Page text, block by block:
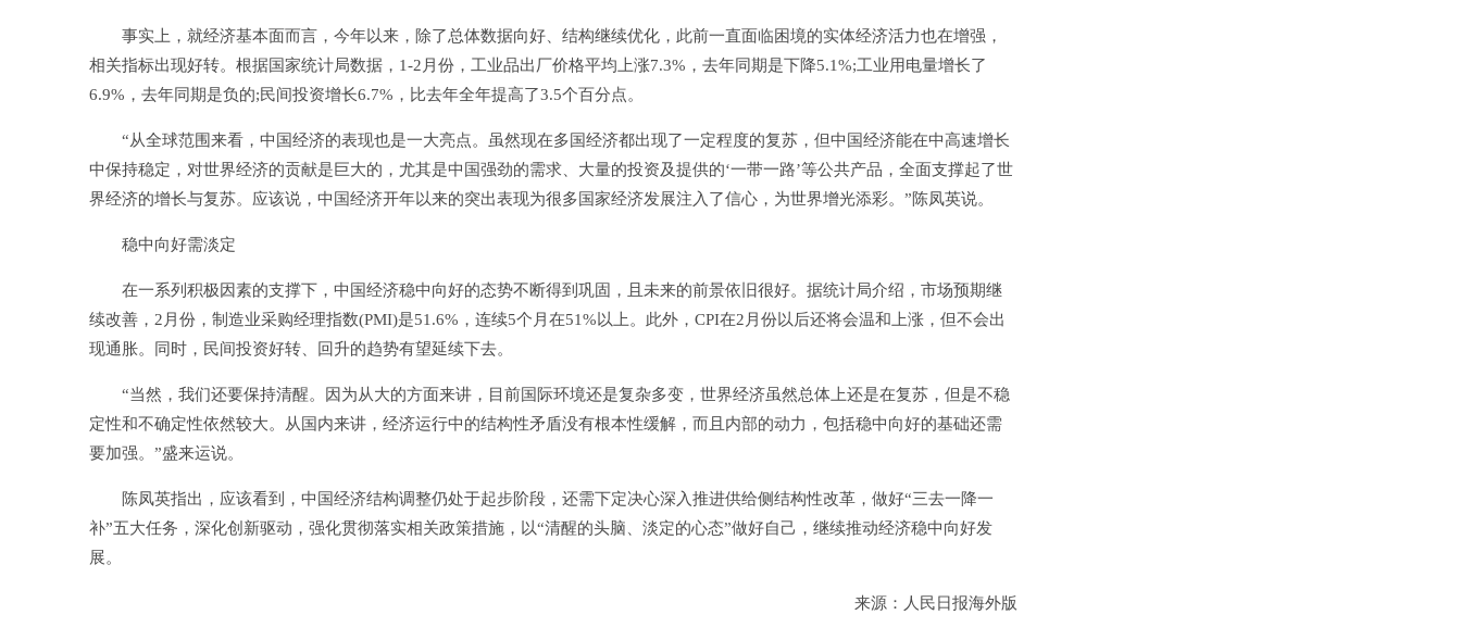
事实上，就经济基本面而言，今年以来，除了总体数据向好、结构继续优化，此前一直面临困境的实体经济活力也在增强，
相关指标出现好转。根据国家统计局数据，1-2月份，工业品出厂价格平均上涨7.3%，去年同期是下降5.1%;工业用电量增长了
6.9%，去年同期是负的;民间投资增长6.7%，比去年全年提高了3.5个百分点。
“从全球范围来看，中国经济的表现也是一大亮点。虽然现在多国经济都出现了一定程度的复苏，但中国经济能在中高速增长
中保持稳定，对世界经济的贡献是巨大的，尤其是中国强劲的需求、大量的投资及提供的‘一带一路’等公共产品，全面支撑起了世
界经济的增长与复苏。应该说，中国经济开年以来的突出表现为很多国家经济发展注入了信心，为世界增光添彩。”陈凤英说。
稳中向好需淡定
在一系列积极因素的支撑下，中国经济稳中向好的态势不断得到巩固，且未来的前景依旧很好。据统计局介绍，市场预期继
续改善，2月份，制造业采购经理指数(PMI)是51.6%，连续5个月在51%以上。此外，CPI在2月份以后还将会温和上涨，但不会出
现通胀。同时，民间投资好转、回升的趋势有望延续下去。
“当然，我们还要保持清醒。因为从大的方面来讲，目前国际环境还是复杂多变，世界经济虽然总体上还是在复苏，但是不稳
定性和不确定性依然较大。从国内来讲，经济运行中的结构性矛盾没有根本性缓解，而且内部的动力，包括稳中向好的基础还需
要加强。”盛来运说。
陈凤英指出，应该看到，中国经济结构调整仍处于起步阶段，还需下定决心深入推进供给侧结构性改革，做好“三去一降一
补”五大任务，深化创新驱动，强化贯彻落实相关政策措施，以“清醒的头脑、淡定的心态”做好自己，继续推动经济稳中向好发
展。
来源：人民日报海外版